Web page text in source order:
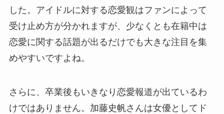
した。アイドルに対する恋愛観はファンによって
受け止め方が分かれますが、少なくとも在籍中は
恋愛に関する話題が出るだけでも大きな注目を集
めやすいですよね。
さらに、卒業後もいきなり恋愛報道が出ているわ
けではありません。加藤史帆さんは女優としてド